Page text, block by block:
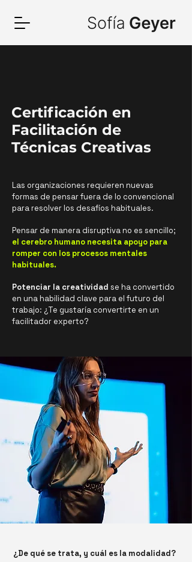
Certificación en
Facilitación de
Técnicas Creativas
Las organizaciones requieren nuevas
formas de pensar fuera de lo convencional
para resolver los desafíos habituales.
Pensar de manera disruptiva no es sencillo;
el cerebro humano necesita apoyo para
romper con los procesos mentales
habituales.
Potenciar la creatividad se ha convertido
en una habilidad clave para el futuro del
trabajo: ¿Te gustaría convertirte en un
facilitador experto?
¿De qué se trata, y cuál es la modalidad?